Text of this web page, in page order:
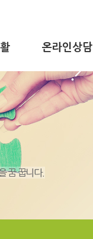
온라인상담
꿈 꿉니다.